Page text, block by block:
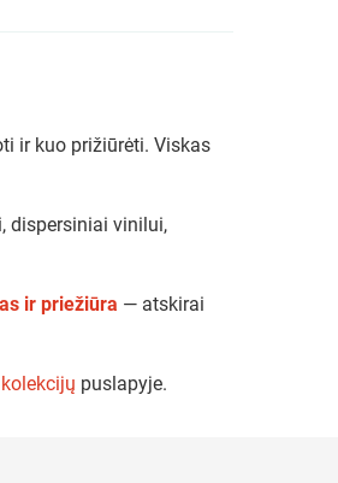
ir kuo prižiūrėti. Viskas
dispersiniai vinilui,
ir priežiūra — atskirai
kolekcijų puslapyje.